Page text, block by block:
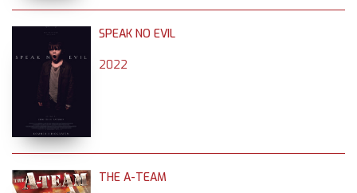
SPEAK NO EVIL
2022
THE A-TEAM